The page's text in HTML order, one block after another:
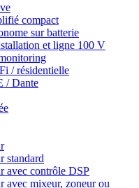
compact
sur batterie
et ligne 100 V
/ résidentielle
/ Dante
standard
avec contrôle DSP
avec mixeur, zoneur ou